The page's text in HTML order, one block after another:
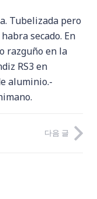
Tubelizada pero
secado. En
razguño en la
RS3 en
aluminio.-
다음 글